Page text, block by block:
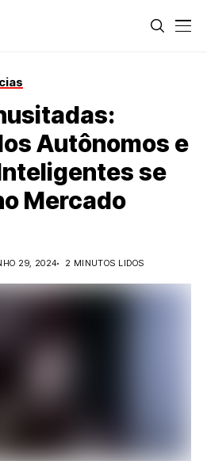
Autônomos e
se
Mercado
29, 2024
2 MINUTOS LIDOS